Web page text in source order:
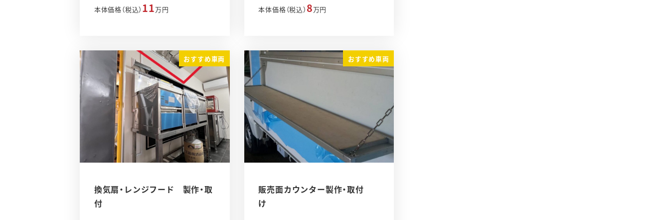
本体価格（税込） 11万円 本体価格（税込） 8万円
おすすめ車両
換気扇・レンジフード 製作・取
付
おすすめ車両
販売面カウンター製作・取付
け